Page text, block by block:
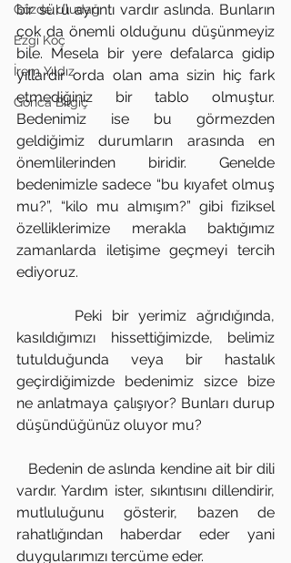
Gözde Uludağ
Ezgi Koç
İrem Yıldız
Gonca Bilgiç
bir sürü ayrıntı vardır aslında. Bunların
çok da önemli olduğunu düşünmeyiz
bile. Mesela bir yere defalarca gidip
yıllardır orda olan ama sizin hiç fark
etmediğiniz bir tablo olmuştur.
Bedenimiz ise bu görmezden
geldiğimiz durumların arasında en
önemlilerinden biridir. Genelde
bedenimizle sadece “bu kıyafet olmuş
mu?”, “kilo mu almışım?” gibi fiziksel
özelliklerimize merakla baktığımız
zamanlarda iletişime geçmeyi tercih
ediyoruz.
kasıldığımızı hissettiğimizde, belimiz
tutulduğunda veya bir hastalık
geçirdiğimizde bedenimiz sizce bize
ne anlatmaya çalışıyor? Bunları durup
düşündüğünüz oluyor mu?
vardır. Yardım ister, sıkıntısını dillendirir,
mutluluğunu gösterir, bazen de
rahatlığından haberdar eder yani
duygularımızı tercüme eder.